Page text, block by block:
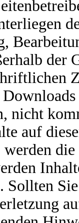
der
nicht
auf
Sollten